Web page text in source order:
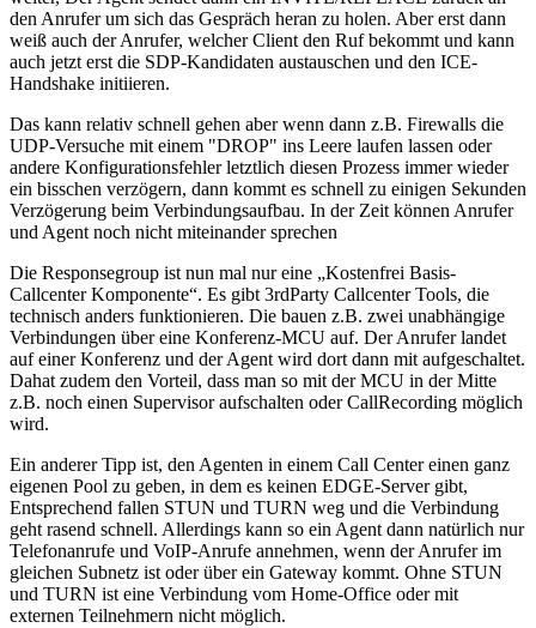
den Anrufer um sich das Gespräch heran zu holen. Aber erst dann
weiß auch der Anrufer, welcher Client den Ruf bekommt und kann
auch jetzt erst die SDP-Kandidaten austauschen und den ICE-
Handshake initiieren.
Das kann relativ schnell gehen aber wenn dann z.B. Firewalls die
UDP-Versuche mit einem "DROP" ins Leere laufen lassen oder
andere Konfigurationsfehler letztlich diesen Prozess immer wieder
ein bisschen verzögern, dann kommt es schnell zu einigen Sekunden
Verzögerung beim Verbindungsaufbau. In der Zeit können Anrufer
und Agent noch nicht miteinander sprechen
Die Responsegroup ist nun mal nur eine „Kostenfrei Basis-
Callcenter Komponente“. Es gibt 3rdParty Callcenter Tools, die
technisch anders funktionieren. Die bauen z.B. zwei unabhängige
Verbindungen über eine Konferenz-MCU auf. Der Anrufer landet
auf einer Konferenz und der Agent wird dort dann mit aufgeschaltet.
Dahat zudem den Vorteil, dass man so mit der MCU in der Mitte
z.B. noch einen Supervisor aufschalten oder CallRecording möglich
wird.
Ein anderer Tipp ist, den Agenten in einem Call Center einen ganz
eigenen Pool zu geben, in dem es keinen EDGE-Server gibt,
Entsprechend fallen STUN und TURN weg und die Verbindung
geht rasend schnell. Allerdings kann so ein Agent dann natürlich nur
Telefonanrufe und VoIP-Anrufe annehmen, wenn der Anrufer im
gleichen Subnetz ist oder über ein Gateway kommt. Ohne STUN
und TURN ist eine Verbindung vom Home-Office oder mit
externen Teilnehmern nicht möglich.